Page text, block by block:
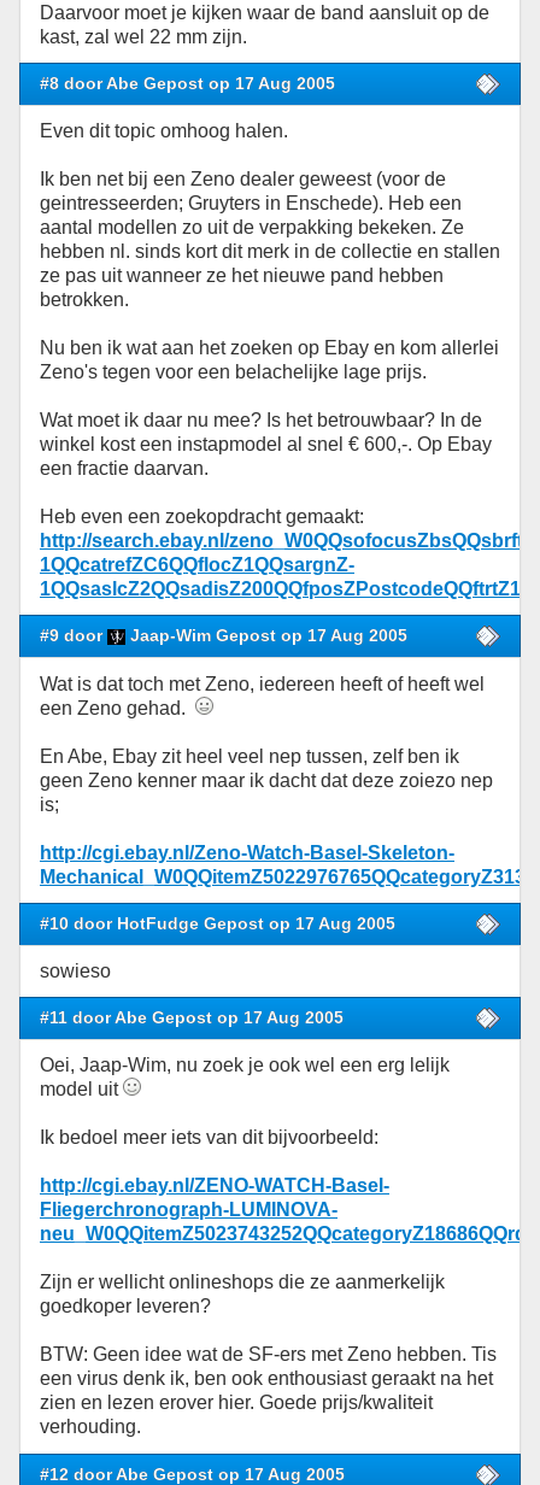
Daarvoor moet je kijken waar de band aansluit op de
kast, zal wel 22 mm zijn.
#8 door Abe Gepost op 17 Aug 2005
Even dit topic omhoog halen.
Ik ben net bij een Zeno dealer geweest (voor de
geintresseerden; Gruyters in Enschede). Heb een
aantal modellen zo uit de verpakking bekeken. Ze
hebben nl. sinds kort dit merk in de collectie en stallen
ze pas uit wanneer ze het nieuwe pand hebben
betrokken.
Nu ben ik wat aan het zoeken op Ebay en kom allerlei
Zeno's tegen voor een belachelijke lage prijs.
Wat moet ik daar nu mee? Is het betrouwbaar? In de
winkel kost een instapmodel al snel € 600,-. Op Ebay
een fractie daarvan.
Heb even een zoekopdracht gemaakt:
http://search.ebay.nl/
1QQcatrefZC6QQflocZ1QQsargnZ-
#9 door Jaap-Wim Gepost op 17 Aug 2005
Wat is dat toch met Zeno, iedereen heeft of heeft wel
een Zeno gehad.
En Abe, Ebay zit heel veel nep tussen, zelf ben ik
geen Zeno kenner maar ik dacht dat deze zoiezo nep
is;
http://cgi.ebay.nl/Zeno-Watch-Basel-Skeleton-
#10 door HotFudge Gepost op 17 Aug 2005
sowieso
#11 door Abe Gepost op 17 Aug 2005
Oei, Jaap-Wim, nu zoek je ook wel een erg lelijk
model uit
Ik bedoel meer iets van dit bijvoorbeeld:
http://cgi.ebay.nl/ZENO-WATCH-Basel-
Fliegerchronograph-LUMINOVA-
Zijn er wellicht onlineshops die ze aanmerkelijk
goedkoper leveren?
BTW: Geen idee wat de SF-ers met Zeno hebben. Tis
een virus denk ik, ben ook enthousiast geraakt na het
zien en lezen erover hier. Goede prijs/kwaliteit
verhouding.
#12 door Abe Gepost op 17 Aug 2005